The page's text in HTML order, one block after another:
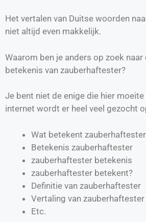
Het vertalen van Duitse woorden
niet altijd even makkelijk.
Waarom ben je anders op zoek
betekenis van zauberhaftester?
Je bent niet de enige die hier
internet wordt er heel veel gezocht
Wat betekent zauberhaftester
Betekenis zauberhaftester
zauberhaftester betekenis
zauberhaftester betekent?
Definitie van zauberhaftester
Vertaling van zauberhaftester
Etc.